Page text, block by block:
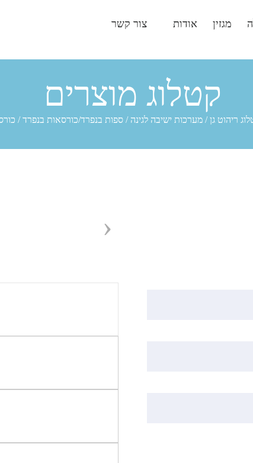
מגזין אודות צור קשר
קטלוג מוצרים
ריהוט גן/מערכות ישיבה לגינה /ספות בנפרד/כורסאות בנפרד/
‹